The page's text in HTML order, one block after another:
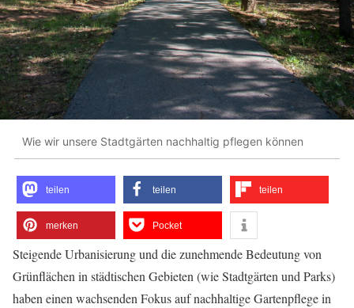
Wie wir unsere Stadtgärten nachhaltig pflegen können
teilen teilen teilen
merken Pocket
Steigende Urbanisierung und die zunehmende Bedeutung von
Grünflächen in städtischen Gebieten (wie Stadtgärten und Parks)
haben einen wachsenden Fokus auf nachhaltige Gartenpflege in